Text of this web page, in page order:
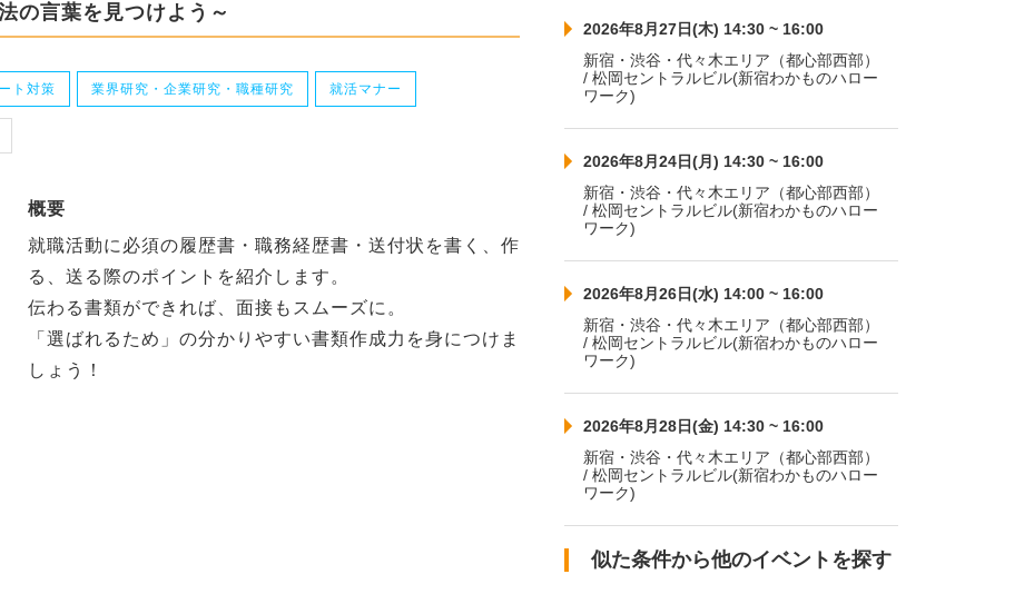
の言葉を見つけよう～
ト対策 業界研究・企業研究・職種研究 就活マナー
概要
就職活動に必須の履歴書・職務経歴書・送付状を書く、作
る、送る際のポイントを紹介します。
伝わる書類ができれば、面接もスムーズに。
「選ばれるため」の分かりやすい書類作成力を身につけま
しょう！
2026年8月27日(木) 14:30 ~ 16:00
新宿・渋谷・代々木エリア（都心部西部）
/ 松岡セントラルビル(新宿わかものハロー
ワーク)
2026年8月24日(月) 14:30 ~ 16:00
新宿・渋谷・代々木エリア（都心部西部）
/ 松岡セントラルビル(新宿わかものハロー
ワーク)
2026年8月26日(水) 14:00 ~ 16:00
新宿・渋谷・代々木エリア（都心部西部）
/ 松岡セントラルビル(新宿わかものハロー
ワーク)
2026年8月28日(金) 14:30 ~ 16:00
新宿・渋谷・代々木エリア（都心部西部）
/ 松岡セントラルビル(新宿わかものハロー
ワーク)
似た条件から他のイベントを探す